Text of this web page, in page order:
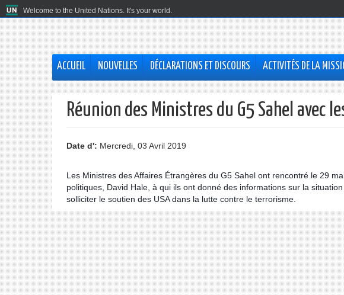
Welcome to the United Nations. It's your world.
ACCUEIL NOUVELLES DÉCLARATIONS ET DISCOURS ACTIVITÉS DE LA
Réunion des Ministres du G5 Sahel avec
Date d': Mercredi, 03 Avril 2019
Les Ministres des Affaires Étrangères du G5 Sahel ont rencontré le 29
politiques, David Hale, à qui ils ont donné des informations sur la
solliciter le soutien des USA dans la lutte contre le terrorisme.